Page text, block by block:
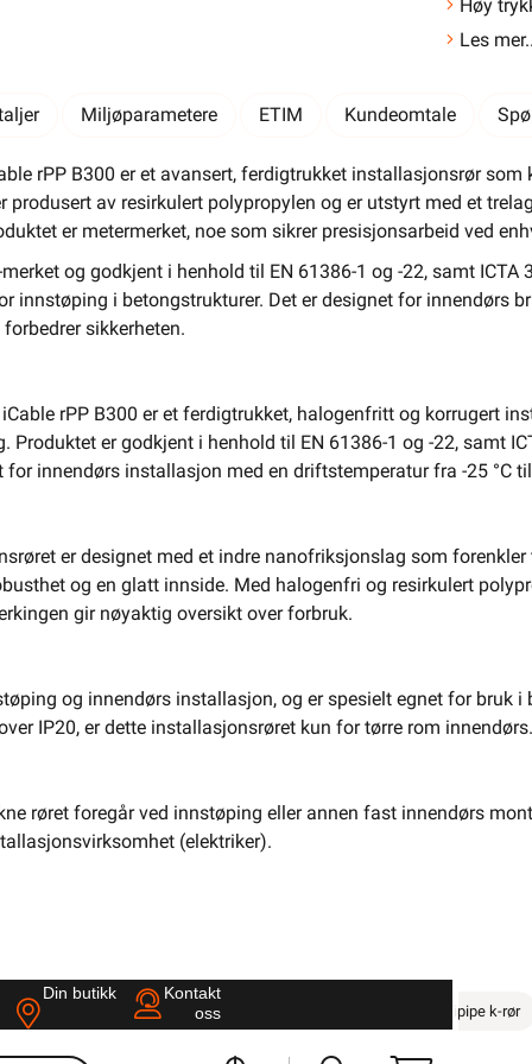
Din butikk
Finn butikk Finn elektriker Logg inn Handlekurv
rør 16/PN-IX 3G2,5 iCable rPP B300 •
16/PN-IX 3G2,5 iCable rPP
B300
055,20 eks. mva.
per 300 Meter
>1 000+ på lager
Min butikk ikke valgt, velg
Partnere
Belysning Varme Hjem & Fritid
Verktøy Kabel & Ledning Energi
Høy
Les
Miljøparametere ETIM Kundeomtale
rPP B300 er et avansert, ferdigtrukket installasjonsrør
produsert av resirkulert polypropylen og er utstyrt med et
er metermerket, noe som sikrer presisjonsarbeid ved
og godkjent i henhold til EN 61386-1 og -22, samt
innstøping i betongstrukturer. Det er designet for innendørs
sikkerheten.
rPP B300 er et ferdigtrukket, halogenfritt og korrugert
Produktet er godkjent i henhold til EN 61386-1 og -22, samt
for innendørs installasjon med en driftstemperatur fra -25 °C til
er designet med et indre nanofriksjonslag som
og en glatt innside. Med halogenfri og resirkulert
gir nøyaktig oversikt over forbruk.
og innendørs installasjon, og er spesielt egnet for
IP20, er dette installasjonsrøret kun for tørre rom innendørs.
røret foregår ved innstøping eller annen fast innendørs
(elektriker).
Ferdigtrukket ferdigtrukket rør ipipe k-rør
Din butikk
Kontakt
oss